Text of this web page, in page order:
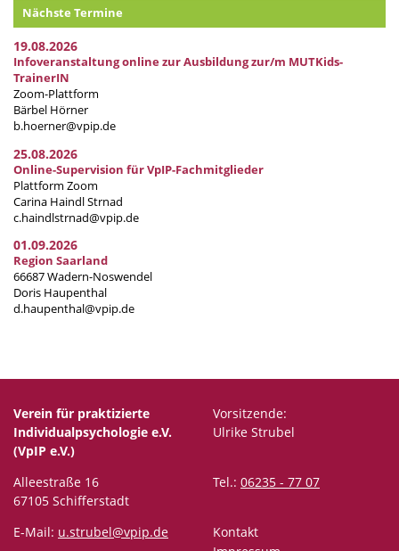
Nächste Termine
19.08.2026
Infoveranstaltung online zur Ausbildung zur/m MUTKids-
TrainerIN
Zoom-Plattform
Bärbel Hörner
b.hoerner@vpip.de
25.08.2026
Online-Supervision für VpIP-Fachmitglieder
Plattform Zoom
Carina Haindl Strnad
c.haindlstrnad@vpip.de
01.09.2026
Region Saarland
66687 Wadern-Noswendel
Doris Haupenthal
d.haupenthal@vpip.de
Verein für praktizierte
Individualpsychologie e.V.
(VpIP e.V.)
Vorsitzende:
Ulrike Strubel
Alleestraße 16
67105 Schifferstadt
Tel.: 06235 - 77 07
E-Mail: u.strubel@vpip.de
Kontakt